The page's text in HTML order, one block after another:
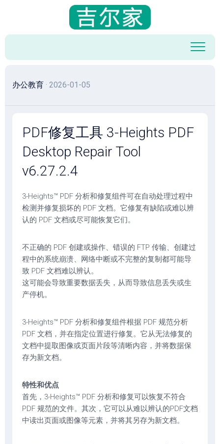
容
办公教育 · 2026-01-05
PDF修复工具 3-Heights PDF
Desktop Repair Tool
v6.27.2.4
3-Heights™ PDF 分析和修复组件可在自动处理过程中
检测并修复损坏的 PDF 文档。它修复有缺陷或难以辨
认的 PDF 文档或尽可能恢复它们。
不正确的 PDF 创建或操作、错误的 FTP 传输、创建过
程中的系统崩溃、网络中断或不完整的复制都可能导
致 PDF 文档难以辨认。
这可能会导致重要数据丢失，从而导致信息丢失或生
产停机。
3-Heights™ PDF 分析和修复组件根据 PDF 规范分析
PDF 文档，并在指定位置进行修复。它从无法修复的
文档中提取图像或页面片段等清晰内容，并将数据保
存为新文档。
特性和优点
首先，3-Heights™ PDF 分析和修复可以恢复不符合
PDF 规范的文件。其次，它可以从难以辨认的PDF文档
中读出页面或图像等元素，并将其另存为新文档。